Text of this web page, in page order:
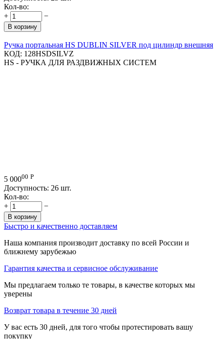
Кол-во:
+
−
В корзину
Ручка портальная HS DUBLIN SILVER под цилиндр внешняя
КОД: 128HSDSILVZ
HS - РУЧКА ДЛЯ РАЗДВИЖНЫХ СИСТЕМ
5 00000 Р
Доступность: 26 шт.
Кол-во:
+
−
В корзину
Быстро и качественно доставляем
Наша компания производит доставку по всей России и
ближнему зарубежью
Гарантия качества и сервисное обслуживание
Мы предлагаем только те товары, в качестве которых мы
уверены
Возврат товара в течение 30 дней
У вас есть 30 дней, для того чтобы протестировать вашу
покупку